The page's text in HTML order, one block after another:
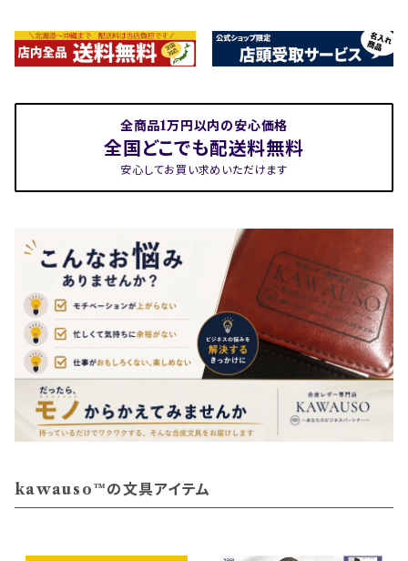
全商品1万円以内の安心価格
全国どこでも配送料無料
安心してお買い求めいただけます
kawauso™の文具アイテム